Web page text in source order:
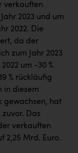
verkauften
2023 und um
2022. Die
da der
zum Jahr 2023
um -30 %
% rückläufig
in diesem
gewachsen, hat
Das
verkauften
2,25 Mrd. Euro.